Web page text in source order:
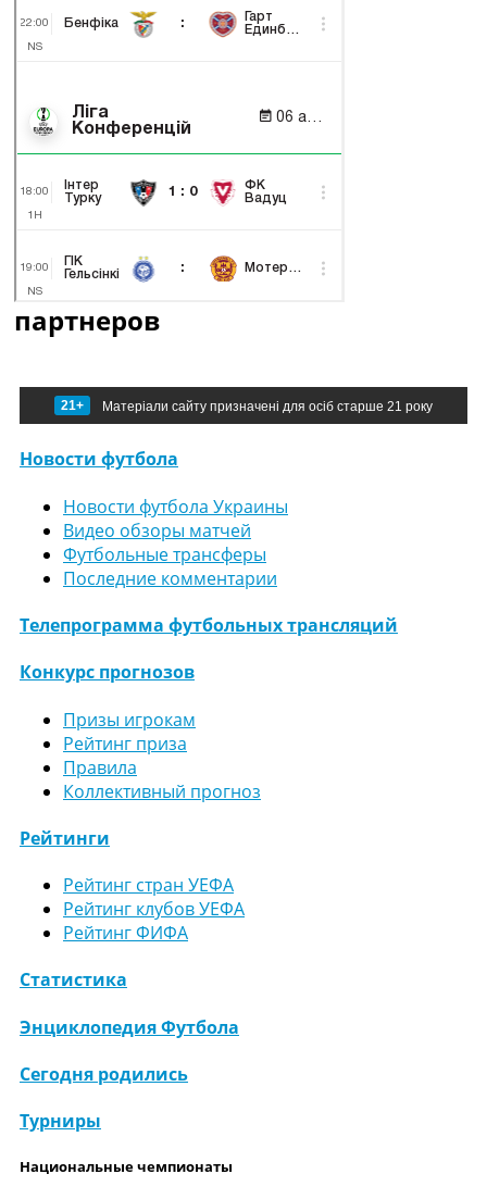
партнеров
21+ Матеріали сайту призначені для осіб старше 21 року
Новости футбола
Новости футбола Украины
Видео обзоры матчей
Футбольные трансферы
Последние комментарии
Телепрограмма футбольных трансляций
Конкурс прогнозов
Призы игрокам
Рейтинг приза
Правила
Коллективный прогноз
Рейтинги
Рейтинг стран УЕФА
Рейтинг клубов УЕФА
Рейтинг ФИФА
Статистика
Энциклопедия Футбола
Сегодня родились
Турниры
Национальные чемпионаты